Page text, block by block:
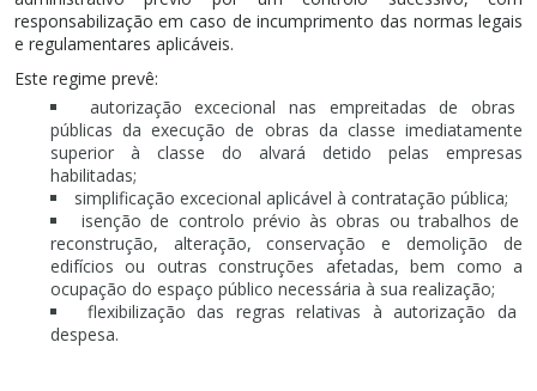
responsabilização em caso de incumprimento das normas legais
e regulamentares aplicáveis.
Este regime prevê:
autorização excecional nas empreitadas de obras
públicas da execução de obras da classe imediatamente
superior à classe do alvará detido pelas empresas
habilitadas;
simplificação excecional aplicável à contratação pública;
isenção de controlo prévio às obras ou trabalhos de
reconstrução, alteração, conservação e demolição de
edifícios ou outras construções afetadas, bem como a
ocupação do espaço público necessária à sua realização;
flexibilização das regras relativas à autorização da
despesa.